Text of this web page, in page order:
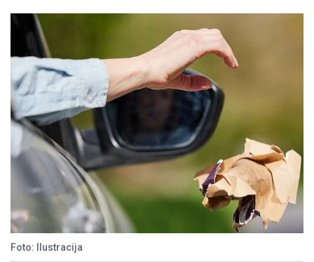
Foto: Ilustracija